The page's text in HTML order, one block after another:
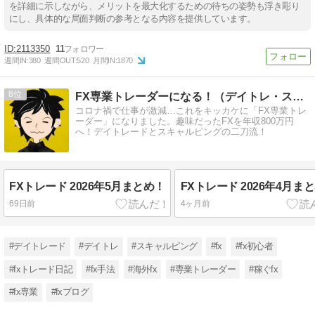
を詳細に示しながら、メリットを最大化するための待ちの姿勢も浮き彫り
にし、具体的な局面判断の参考となる内容を提供しています。
2113350 11
週間IN:380 週間OUT:520 月間IN:1870
8 FX専業トレーダーになる！（デイトレ・スキャルの二刀流）
コロナ禍で仕事が激減…これをキッカケに「FX専業トレ
ーダー」になりました。趣味だったFXを年収800万円
へ！デイトレードとスキャルピングの二刀流！
FXトレード 2026年5月まとめ！
69日前
FXトレード 2026年4月ま
4ヶ月前
#デイトレード #デイトレ #スキャルピング #fx #fx初心者
#fxトレード日記 #fx手法 #海外fx #専業トレーダー #稼ぐfx
#fx専業 #fxブログ